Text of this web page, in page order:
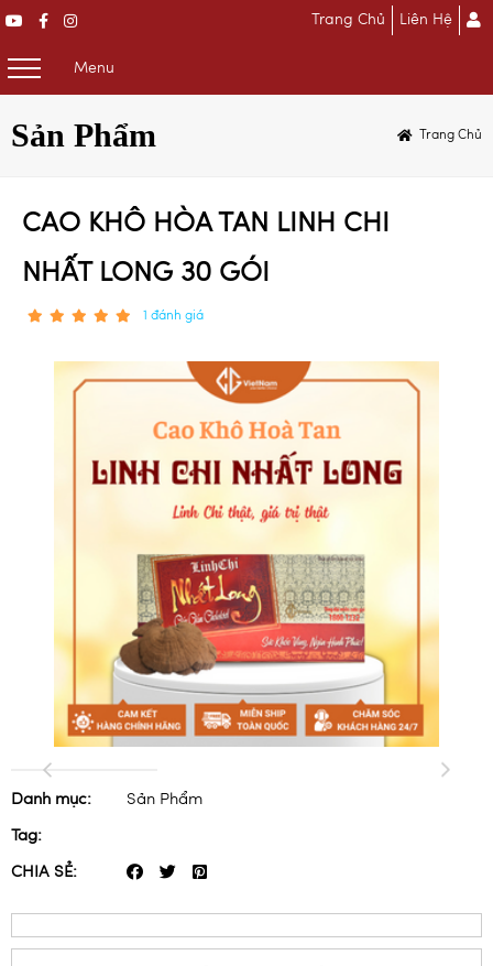
Trang Chủ Liên Hệ
Menu
Sản Phẩm Trang Chủ
CAO KHÔ HÒA TAN LINH CHI
NHẤT LONG 30 GÓI
1 đánh giá
Danh mục: Sản Phẩm
Tag:
CHIA SẺ: